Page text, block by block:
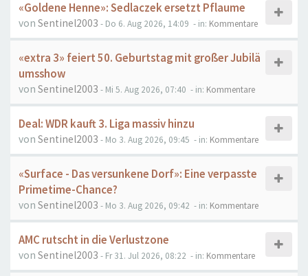
«Goldene Henne»: Sedlaczek ersetzt Pflaume
von Sentinel2003 - Do 6. Aug 2026, 14:09 - in: Kommentare
«extra 3» feiert 50. Geburtstag mit großer Jubilä
umsshow
von Sentinel2003 - Mi 5. Aug 2026, 07:40 - in: Kommentare
Deal: WDR kauft 3. Liga massiv hinzu
von Sentinel2003 - Mo 3. Aug 2026, 09:45 - in: Kommentare
«Surface - Das versunkene Dorf»: Eine verpasste
Primetime-Chance?
von Sentinel2003 - Mo 3. Aug 2026, 09:42 - in: Kommentare
AMC rutscht in die Verlustzone
von Sentinel2003 - Fr 31. Jul 2026, 08:22 - in: Kommentare